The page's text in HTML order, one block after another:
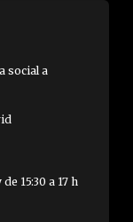
social a
15:30 a 17 h